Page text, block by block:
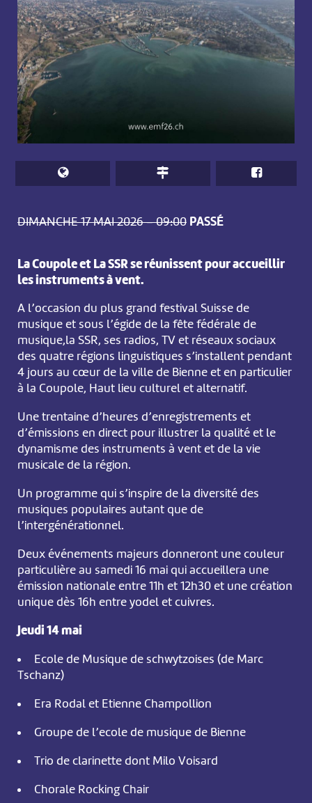
DIMANCHE 17 MAI 2026 – 09:00 PASSÉ
La Coupole et La SSR se réunissent pour accueillir
les instruments à vent.
A l’occasion du plus grand festival Suisse de
musique et sous l’égide de la fête fédérale de
musique,la SSR, ses radios, TV et réseaux sociaux
des quatre régions linguistiques s’installent pendant
4 jours au cœur de la ville de Bienne et en particulier
à la Coupole, Haut lieu culturel et alternatif.
Une trentaine d’heures d’enregistrements et
d’émissions en direct pour illustrer la qualité et le
dynamisme des instruments à vent et de la vie
musicale de la région.
Un programme qui s’inspire de la diversité des
musiques populaires autant que de
l’intergénérationnel.
Deux événements majeurs donneront une couleur
particulière au samedi 16 mai qui accueillera une
émission nationale entre 11h et 12h30 et une création
unique dès 16h entre yodel et cuivres.
Jeudi 14 mai
Ecole de Musique de schwytzoises (de Marc
Tschanz)
Era Rodal et Etienne Champollion
Groupe de l’ecole de musique de Bienne
Trio de clarinette dont Milo Voisard
Chorale Rocking Chair